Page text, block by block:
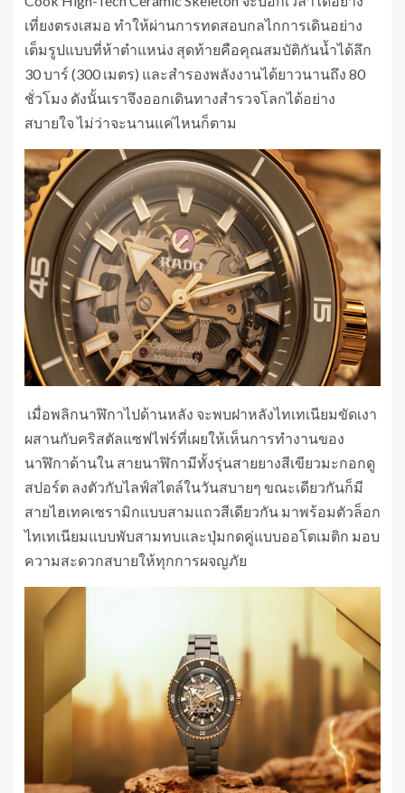
เที่ยงตรงเสมอ ทำให้ผ่านการทดสอบกลไกการเดินอย่าง
เต็มรูปแบบที่ห้าตำแหน่ง สุดท้ายคือคุณสมบัติกันน้ำได้ลึก
30 บาร์ (300 เมตร) และสำรองพลังงานได้ยาวนานถึง 80
ชั่วโมง ดังนั้นเราจึงออกเดินทางสำรวจโลกได้อย่าง
สบายใจ ไม่ว่าจะนานแค่ไหนก็ตาม
เมื่อพลิกนาฬิกาไปด้านหลัง จะพบฝาหลังไทเทเนียมขัดเงา
ผสานกับคริสตัลแซฟไฟร์ที่เผยให้เห็นการทำงานของ
นาฬิกาด้านใน สายนาฬิกามีทั้งรุ่นสายยางสีเขียวมะกอกดู
สปอร์ต ลงตัวกับไลฟ์สไตล์ในวันสบายๆ ขณะเดียวกันก็มี
สายไฮเทคเซรามิกแบบสามแถวสีเดียวกัน มาพร้อมตัวล็อก
ไทเทเนียมแบบพับสามทบและปุ่มกดคู่แบบออโตเมติก มอบ
ความสะดวกสบายให้ทุกการผจญภัย